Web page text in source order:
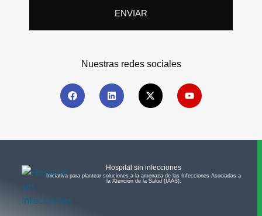
ENVIAR
Nuestras redes sociales
Hospital sin infecciones
Iniciativa para plantear soluciones a la amenaza de las Infecciones Asociadas a
la Atención de la Salud (IAAS).​